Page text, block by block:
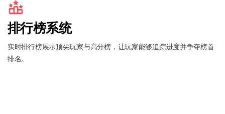
排行榜系统
实时排行榜展示顶尖玩家与高分榜，让玩家能够追踪进度并争夺榜首
排名。